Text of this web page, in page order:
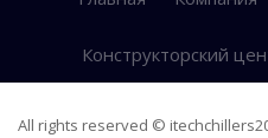
Конструкторский
All rights reserved ©